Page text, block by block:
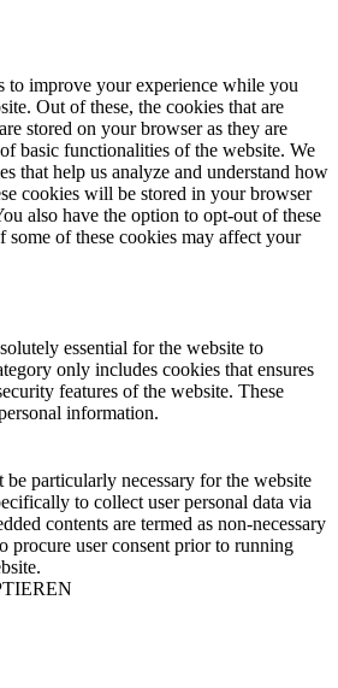
to improve your experience while you
Out of these, the cookies that are
stored on your browser as they are
basic functionalities of the website. We
that help us analyze and understand how
cookies will be stored in your browser
also have the option to opt-out of these
of these cookies may affect your
essential for the website to
only includes cookies that ensures
features of the website. These
information.
particularly necessary for the website
to collect user personal data via
contents are termed as non-necessary
procure user consent prior to running